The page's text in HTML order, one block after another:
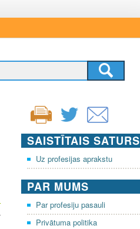
SAISTĪTAIS SATURS
Uz profesijas aprakstu
PAR MUMS
Par profesiju pasauli
Privātuma politika